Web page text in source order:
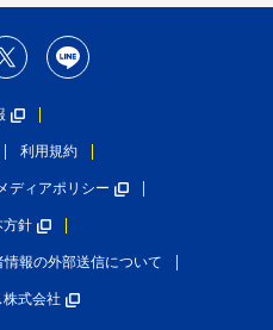
利用規約
ディアポリシー
方針
情報の外部送信について
式会社